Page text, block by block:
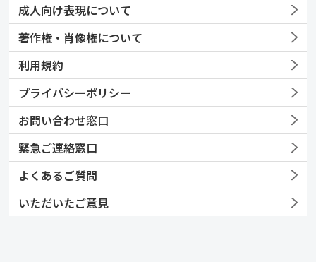
成人向け表現について
著作権・肖像権について
利用規約
プライバシーポリシー
お問い合わせ窓口
緊急ご連絡窓口
よくあるご質問
いただいたご意見